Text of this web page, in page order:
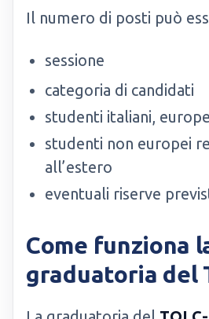
Il numero di posti può
sessione
categoria di candidati
studenti italiani,
studenti non europei
all’estero
eventuali riserve
Come funziona
graduatoria del